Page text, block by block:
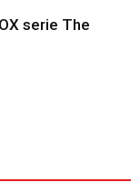
serie The